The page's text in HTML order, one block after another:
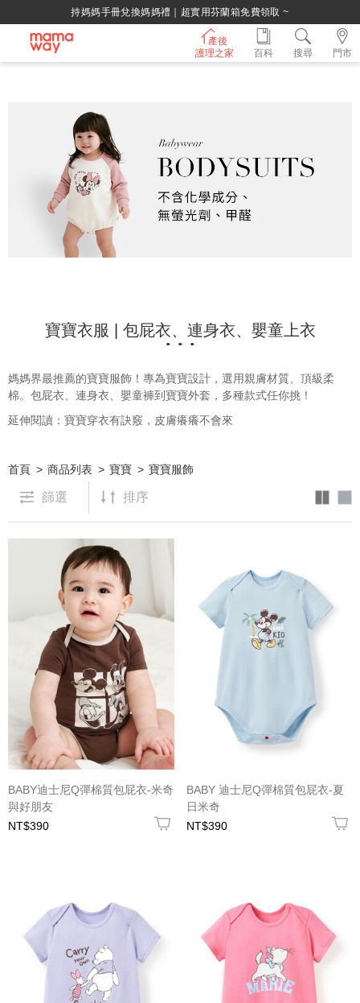
綁定LINE好友，500購物金立即折！
產後
護理之家
門市
百科 搜尋
寶寶衣服 | 包屁衣、連身衣、嬰童上衣
媽媽界最推薦的寶寶服飾！專為寶寶設計，選用親膚材質、頂級柔
棉。包屁衣、連身衣、嬰童褲到寶寶外套，多種款式任你挑！
延伸閱讀： 寶寶穿衣有訣竅，皮膚癢癢不會來
首頁 商品列表 寶寶 寶寶服飾
篩選
BABY迪士尼Q彈棉質包屁衣-米奇
與好朋友
NT$390
BABY 迪士尼Q彈棉質包屁衣-夏
日米奇
NT$390